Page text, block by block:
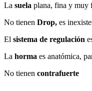
La suela plana, fina y muy
No tienen Drop, es
El sistema de regulación
La horma es anatómica,
No tienen contrafuerte